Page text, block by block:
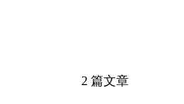
2 篇文章